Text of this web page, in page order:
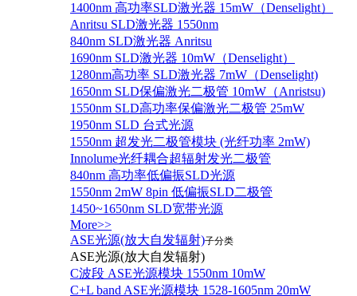
1400nm 高功率SLD激光器 15mW（Denselight）
Anritsu SLD激光器 1550nm
840nm SLD激光器 Anritsu
1690nm SLD激光器 10mW（Denselight）
1280nm高功率 SLD激光器 7mW（Denselight)
1650nm SLD保偏激光二极管 10mW（Anristsu)
1550nm SLD高功率保偏激光二极管 25mW
1950nm SLD 台式光源
1550nm 超发光二极管模块 (光纤功率 2mW)
Innolume光纤耦合超辐射发光二极管
840nm 高功率低偏振SLD光源
1550nm 2mW 8pin 低偏振SLD二极管
1450~1650nm SLD宽带光源
More>>
ASE光源(放大自发辐射)子分类
ASE光源(放大自发辐射)
C波段 ASE光源模块 1550nm 10mW
C+L band ASE光源模块 1528-1605nm 20mW